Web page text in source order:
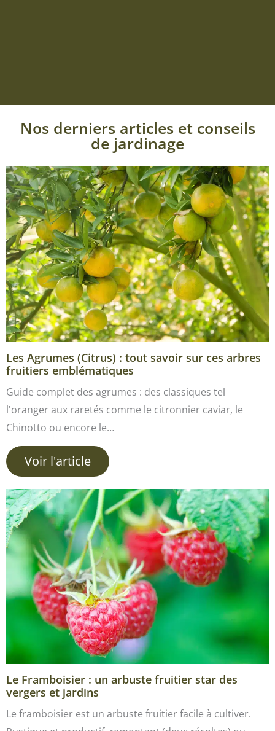
Nos derniers articles et conseils
de jardinage
Les Agrumes (Citrus) : tout savoir sur ces arbres
fruitiers emblématiques
Guide complet des agrumes : des classiques tel
l'oranger aux raretés comme le citronnier caviar, le
Chinotto ou encore le…
Voir l'article
Le Framboisier : un arbuste fruitier star des
vergers et jardins
Le framboisier est un arbuste fruitier facile à cultiver.